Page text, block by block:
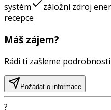
systém záložní zdroj
recepce
Máš zájem?
Rádi ti zašleme
Požádat o informace
?